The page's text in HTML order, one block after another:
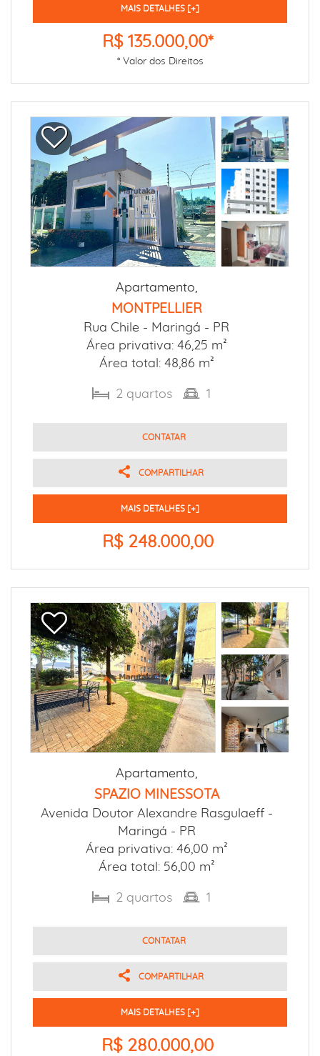
MAIS DETALHES [+]
R$ 135.000,00*
* Valor dos Direitos
Apartamento,
MONTPELLIER
Rua Chile - Maringá - PR
Área privativa: 46,25 m²
Área total: 48,86 m²
2 quartos 1
CONTATAR
COMPARTILHAR
MAIS DETALHES [+]
R$ 248.000,00
Apartamento,
SPAZIO MINESSOTA
Avenida Doutor Alexandre Rasgulaeff -
Maringá - PR
Área privativa: 46,00 m²
Área total: 56,00 m²
2 quartos 1
CONTATAR
COMPARTILHAR
MAIS DETALHES [+]
R$ 280.000,00